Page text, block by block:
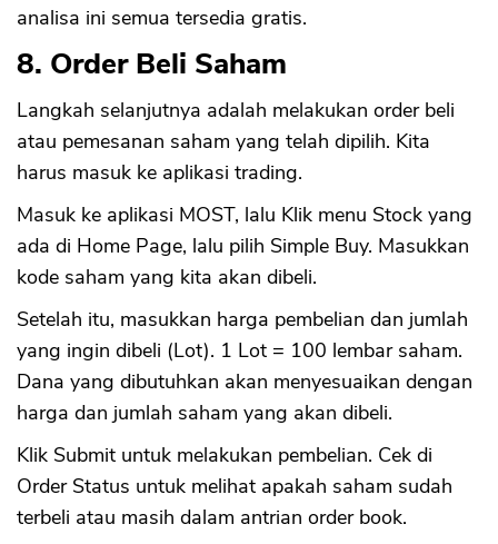
analisa ini semua tersedia gratis.
8. Order Beli Saham
Langkah selanjutnya adalah melakukan order beli
atau pemesanan saham yang telah dipilih. Kita
harus masuk ke aplikasi trading.
Masuk ke aplikasi MOST, lalu Klik menu Stock yang
ada di Home Page, lalu pilih Simple Buy. Masukkan
kode saham yang kita akan dibeli.
Setelah itu, masukkan harga pembelian dan jumlah
yang ingin dibeli (Lot). 1 Lot = 100 lembar saham.
Dana yang dibutuhkan akan menyesuaikan dengan
harga dan jumlah saham yang akan dibeli.
Klik Submit untuk melakukan pembelian. Cek di
Order Status untuk melihat apakah saham sudah
terbeli atau masih dalam antrian order book.
OK
CANCEL